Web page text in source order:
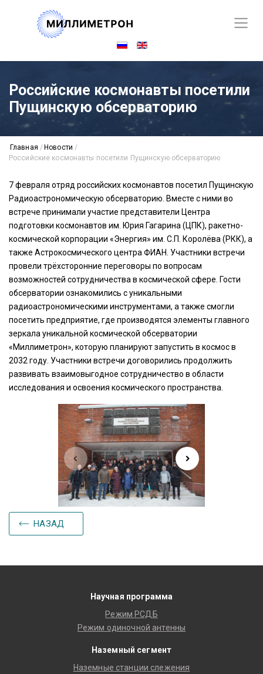
Российские космонавты посетили
Пущинскую обсерваторию
Главная / Новости /
Российские космонавты посетили Пущинскую обсерваторию
7 февраля отряд российских космонавтов посетил Пущинскую
Радиоастрономическую обсерваторию. Вместе с ними во
встрече принимали участие представители Центра
подготовки космонавтов им. Юрия Гагарина (ЦПК), ракетно-
космической корпорации «Энергия» им. С.П. Королёва (РКК), а
также Астрокосмического центра ФИАН. Участники встречи
провели трёхсторонние переговоры по вопросам
возможностей сотрудничества в космической сфере. Гости
обсерватории ознакомились с уникальными
радиоастрономическими инструментами, а также смогли
посетить предприятие, где производятся элементы главного
зеркала уникальной космической обсерватории
«Миллиметрон», которую планируют запустить в космос в
2032 году. Участники встречи договорились продолжить
развивать взаимовыгодное сотрудничество в области
исследования и освоения космического пространства.
НАЗАД
Научная программа
Режим РСДБ
Режим одиночной антенны
Наземный сегмент
Наземные станции слежения